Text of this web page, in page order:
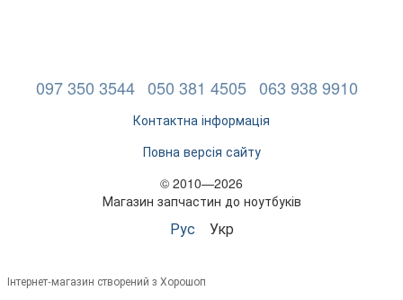
097 350 3544 050 381 4505 063 938 9910
Контактна інформація
Повна версія сайту
© 2010—2026
Магазин запчастин до ноутбуків
Рус Укр
Інтернет-магазин створений з Хорошоп